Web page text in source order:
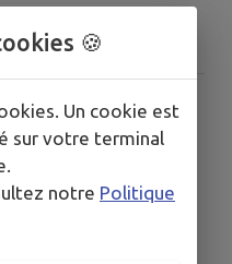
Animation 🍪
Un cookie est
sur votre terminal
notre Politique